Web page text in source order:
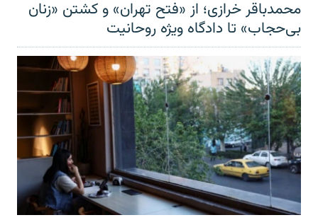
محمدباقر خرازی؛ از «فتح تهران» و کشتن «زنان
بی‌حجاب» تا دادگاه ویژه روحانیت